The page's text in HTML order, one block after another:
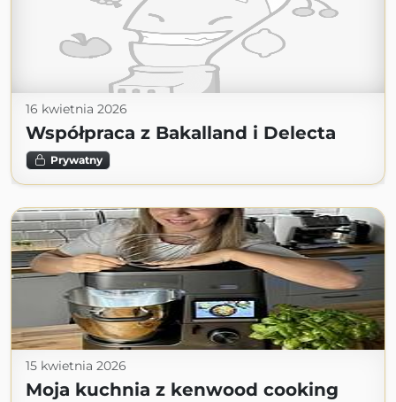
16 kwietnia 2026
Współpraca z Bakalland i Delecta
Prywatny
15 kwietnia 2026
Moja kuchnia z kenwood cooking